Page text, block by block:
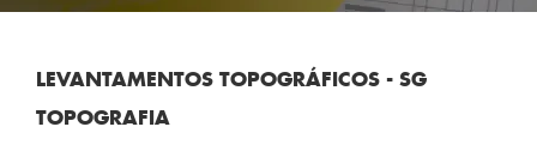
LEVANTAMENTOS TOPOGRÁFICOS - SG
TOPOGRAFIA